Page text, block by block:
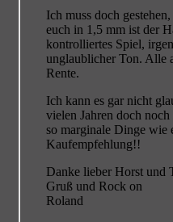
Ich muss doch
euch in 1,5 mm ist der
kontrolliertes Spiel,
unglaublicher Ton. Alle
Rente.
Ich kann es gar nicht
vielen Jahren doch
so marginale Dinge wie
Kaufempfehlung!!
Danke lieber Horst und
Gruß und Rock on
Roland